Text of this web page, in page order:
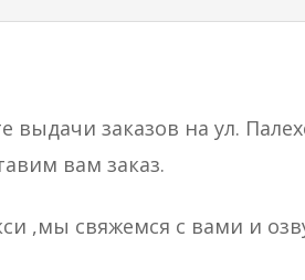
заказов на ул.
вам заказ.
,мы свяжемся с вами и